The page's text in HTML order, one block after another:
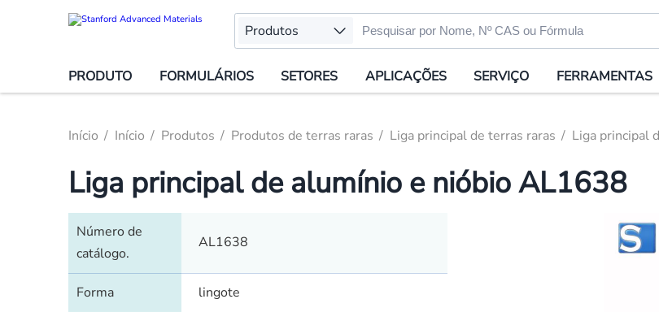
Produtos
PRODUTO FORMULÁRIOS SETORES APLICAÇÕES SERVIÇO FERRAMENTAS
Início Início Produtos Produtos de terras raras Liga principal de terras raras Liga principal
Liga principal de alumínio e nióbio AL1638
Número de
catálogo.
AL1638
Forma lingote